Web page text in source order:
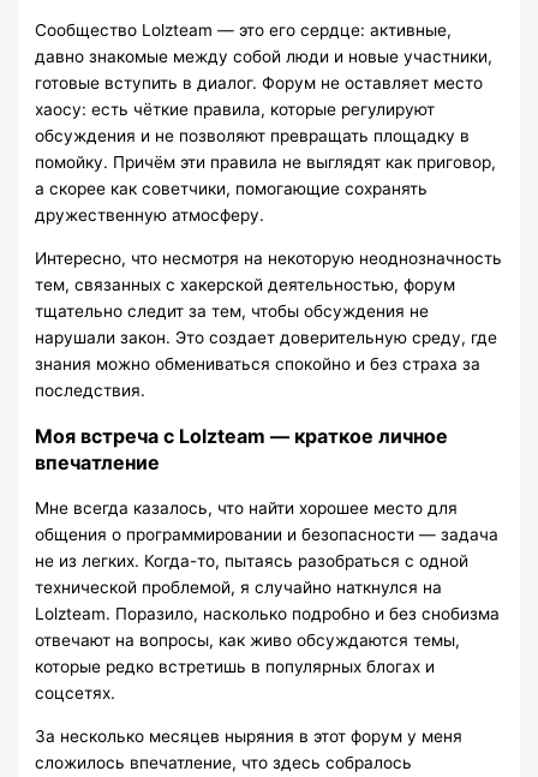
Сообщество Lolzteam — это его сердце: активные,
давно знакомые между собой люди и новые участники,
готовые вступить в диалог. Форум не оставляет место
хаосу: есть чёткие правила, которые регулируют
обсуждения и не позволяют превращать площадку в
помойку. Причём эти правила не выглядят как приговор,
а скорее как советчики, помогающие сохранять
дружественную атмосферу.
Интересно, что несмотря на некоторую неоднозначность
тем, связанных с хакерской деятельностью, форум
тщательно следит за тем, чтобы обсуждения не
нарушали закон. Это создает доверительную среду, где
знания можно обмениваться спокойно и без страха за
последствия.
Моя встреча с Lolzteam — краткое личное
впечатление
Мне всегда казалось, что найти хорошее место для
общения о программировании и безопасности — задача
не из легких. Когда-то, пытаясь разобраться с одной
технической проблемой, я случайно наткнулся на
Lolzteam. Поразило, насколько подробно и без снобизма
отвечают на вопросы, как живо обсуждаются темы,
которые редко встретишь в популярных блогах и
соцсетях.
За несколько месяцев ныряния в этот форум у меня
сложилось впечатление, что здесь собралось